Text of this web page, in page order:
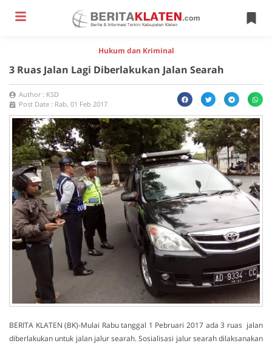
Hukum dan Kriminal
3 Ruas Jalan Lagi Diberlakukan Jalan Searah
Author : KSD
Post Date : Rab, 01 Feb 2017
BERITA KLATEN (BK)-Mulai Rabu tanggal 1 Pebruari 2017 ada 3 ruas jalan
diberlakukan untuk jalan jalur searah. Sosialisasi jalur searah dilaksanakan